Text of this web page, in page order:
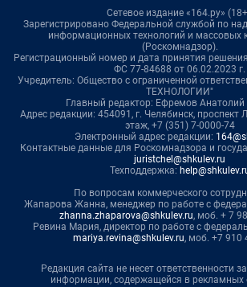
Сетевое издание «164.ру»
Зарегистрировано Федеральной службой по
информационных технологий и массовых
(Роскомнадзор).
Регистрационный номер и дата принятия
ФС 77-84688 от 06.02.2023 г.
Учредитель: Общество с ограниченной
ТЕХНОЛОГИИ"
Главный редактор: Ефремов
Адрес редакции: 454091, г. Челябинск, проспект
этаж, +7 (351) 7-0000-74
Электронный адрес редакции:
Контактные данные для Роскомнадзора и
juristchel@shkulev.ru
Техподдержка:
По вопросам коммерческого
Жапарова Жанна, менеджер по работе с
zhanna.zhaparova@shkulev.ru, моб. + 7
Ревина Мария, директор по работе с
mariya.revina@shkulev.ru, моб. +7 910
Редакция сайта не несет ответственности
информации, содержащейся в рекламных